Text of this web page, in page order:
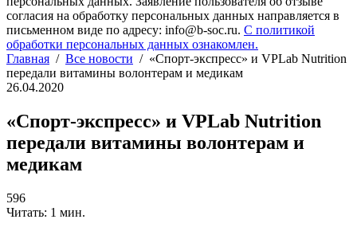
согласия на обработку персональных данных направляется в
письменном виде по адресу: info@b-soc.ru. С политикой
обработки персональных данных ознакомлен.
Главная / Все новости / «Спорт-экспресс» и VPLab Nutrition
передали витамины волонтерам и медикам
26.04.2020
«Спорт-экспресс» и VPLab Nutrition
передали витамины волонтерам и
медикам
596
Читать: 1 мин.